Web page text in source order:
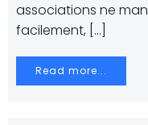
associations ne
facilement, […]
Read more...